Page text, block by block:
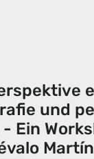
und
Ein